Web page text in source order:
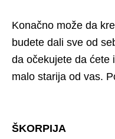
Konačno može da
budete dali sve od
da očekujete da ćete
malo starija od vas.
ŠKORPIJA